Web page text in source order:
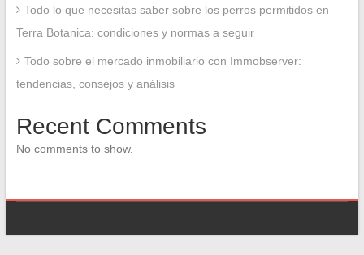
Todo lo que necesitas saber sobre los perros permitidos en
Terra Botanica: condiciones y normas a seguir
Todo sobre el mercado inmobiliario con Immobserver:
tendencias, consejos y análisis
Recent Comments
No comments to show.